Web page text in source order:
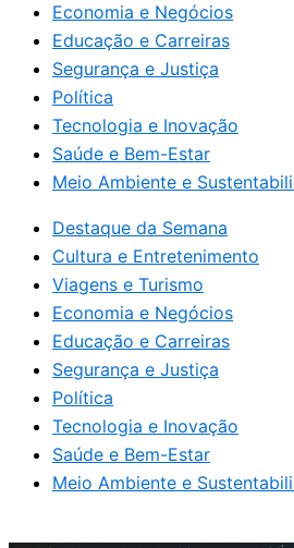
Economia e Negócios
Educação e Carreiras
Segurança e Justiça
Política
Tecnologia e Inovação
Saúde e Bem-Estar
Meio Ambiente e
Destaque da Semana
Cultura e Entretenimento
Viagens e Turismo
Economia e Negócios
Educação e Carreiras
Segurança e Justiça
Política
Tecnologia e Inovação
Saúde e Bem-Estar
Meio Ambiente e